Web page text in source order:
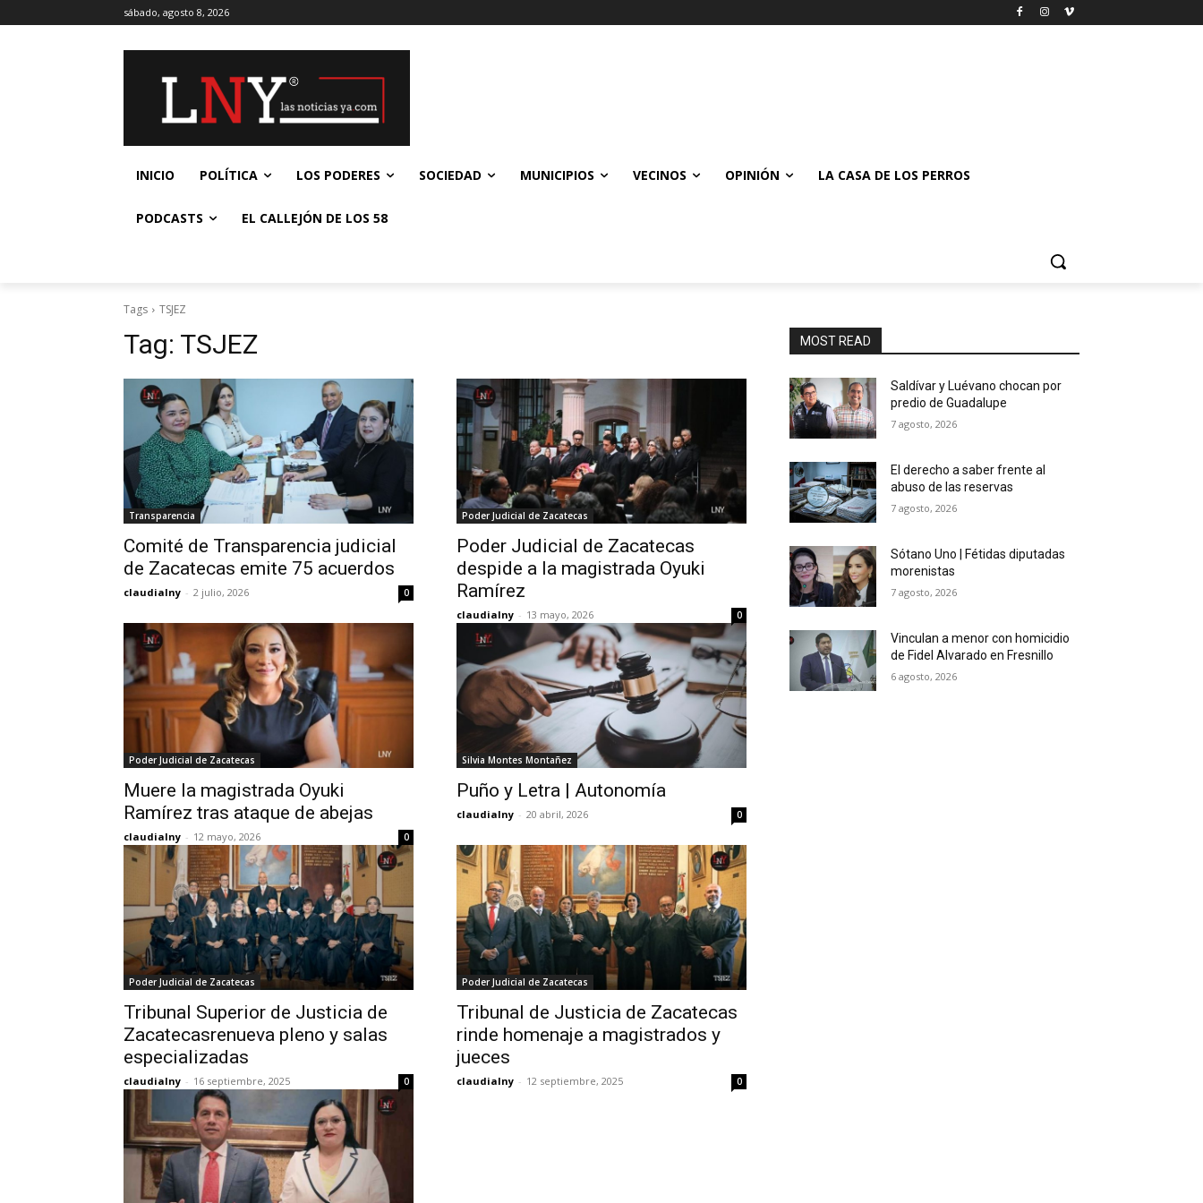
sábado, agosto 8, 2026
INICIO POLÍTICA LOS PODERES SOCIEDAD MUNICIPIOS VECINOS OPINIÓN LA CASA DE LOS PERROS
PODCASTS EL CALLEJÓN DE LOS 58
Tags TSJEZ
Tag: TSJEZ
Transparencia
Comité de Transparencia judicial
de Zacatecas emite 75 acuerdos
claudialny - 2 julio, 2026 0
Poder Judicial de Zacatecas
Poder Judicial de Zacatecas
despide a la magistrada Oyuki
Ramírez
claudialny - 13 mayo, 2026 0
Poder Judicial de Zacatecas
Muere la magistrada Oyuki
Ramírez tras ataque de abejas
claudialny - 12 mayo, 2026 0
Silvia Montes Montañez
Puño y Letra | Autonomía
claudialny - 20 abril, 2026 0
Poder Judicial de Zacatecas
Tribunal Superior de Justicia de
Zacatecasrenueva pleno y salas
especializadas
claudialny - 16 septiembre, 2025 0
Poder Judicial de Zacatecas
Tribunal de Justicia de Zacatecas
rinde homenaje a magistrados y
jueces
claudialny - 12 septiembre, 2025 0
MOST READ
Saldívar y Luévano chocan por
predio de Guadalupe
7 agosto, 2026
El derecho a saber frente al
abuso de las reservas
7 agosto, 2026
Sótano Uno | Fétidas diputadas
morenistas
7 agosto, 2026
Vinculan a menor con homicidio
de Fidel Alvarado en Fresnillo
6 agosto, 2026